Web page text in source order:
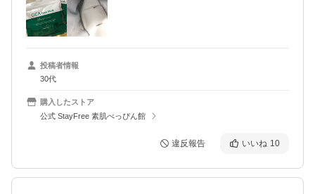
投稿者情報
30代
購入したストア
公式 StayFree 素肌べっぴん館
違反報告 いいね 10